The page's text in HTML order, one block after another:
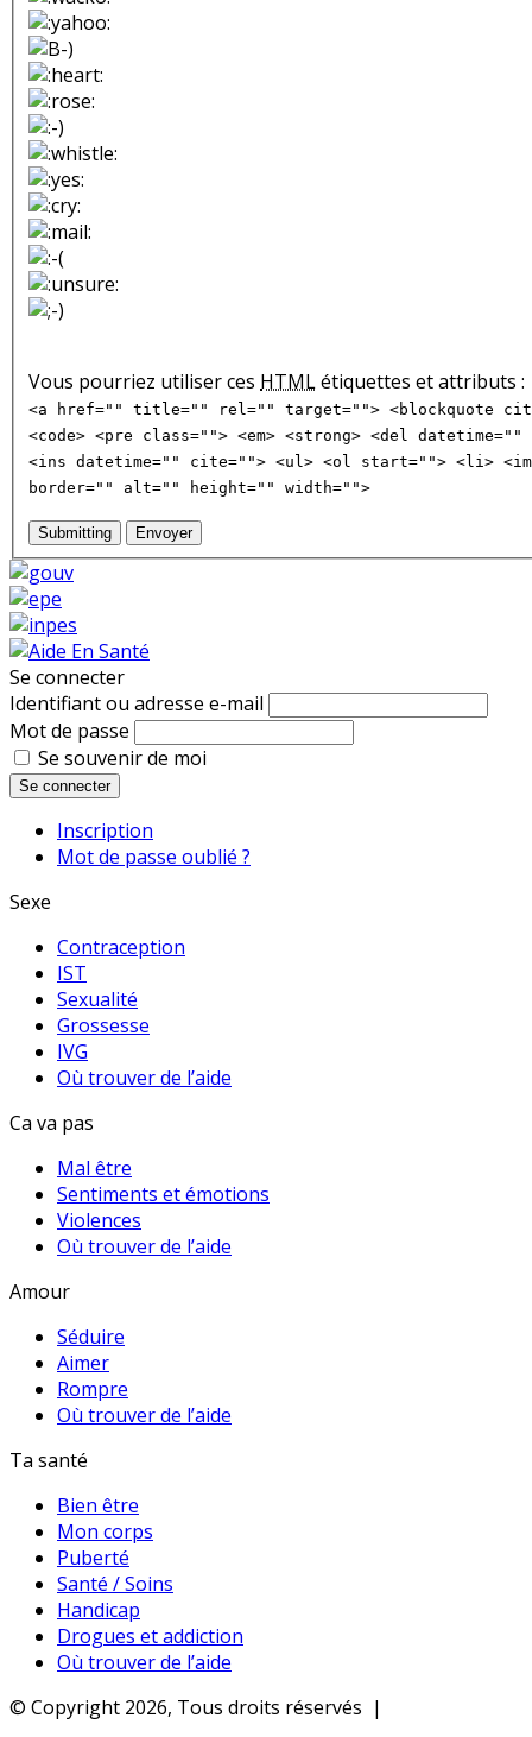
Vous pourriez utiliser ces HTMLétiquettes et attributs :
<a href="" title="" rel="" target=""> <blockquote
<code> <pre class=""> <em> <strong> <del
<ins datetime="" cite=""> <ul> <ol start=""> <li>
border="" alt="" height="" width="">
Submitting Envoyer
Se connecter
Identifiant ou adresse e-mail
Mot de passe
Se souvenir de moi
Se connecter
Inscription
Mot de passe oublié ?
Sexe
Contraception
IST
Sexualité
Grossesse
IVG
Où trouver de l’aide
Ca va pas
Mal être
Sentiments et émotions
Violences
Où trouver de l’aide
Amour
Séduire
Aimer
Rompre
Où trouver de l’aide
Ta santé
Bien être
Mon corps
Puberté
Santé / Soins
Handicap
Drogues et addiction
Où trouver de l’aide
© Copyright 2026, Tous droits réservés |